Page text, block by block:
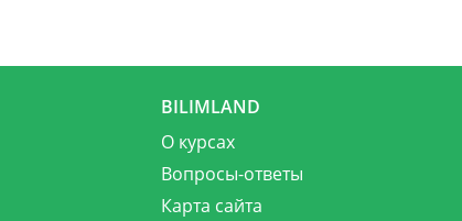
BILIMLAND
О курсах
Вопросы-ответы
Карта сайта